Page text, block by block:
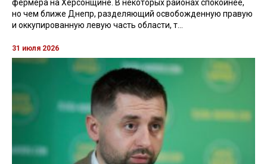
фермера на Херсонщине. В некоторых районах спокойнее,
но чем ближе Днепр, разделяющий освобожденную правую
и оккупированную левую часть области, т...
31 июля 2026